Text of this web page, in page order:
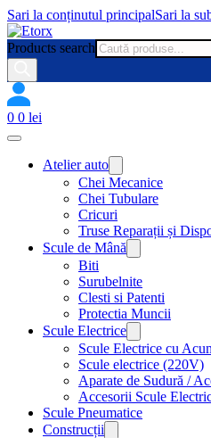
Sari la conținutul principalSari la
Products search
0 0 lei
Atelier auto
Chei Mecanice
Chei Tubulare
Cricuri
Truse Reparații și
Scule de Mână
Biti
Surubelnite
Clesti si Patenti
Protectia Muncii
Scule Electrice
Scule Electrice cu
Scule electrice (220V)
Aparate de Sudură /
Accesorii Scule
Scule Pneumatice
Construcții